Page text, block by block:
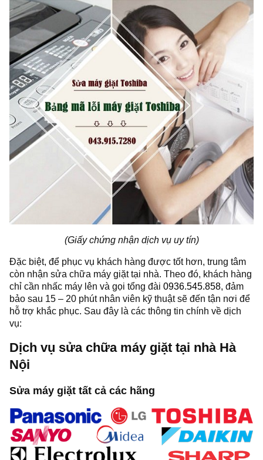
(Giấy chứng nhận dịch vụ uy tín)
Đặc biệt, để phục vụ khách hàng được tốt hơn, trung tâm
còn nhận sửa chữa máy giặt tại nhà. Theo đó, khách hàng
chỉ cần nhấc máy lên và gọi tổng đài 0936.545.858, đảm
bảo sau 15 – 20 phút nhân viên kỹ thuật sẽ đến tận nơi để
hỗ trợ khắc phục. Sau đây là các thông tin chính về dịch
vụ:
Dịch vụ sửa chữa máy giặt tại nhà Hà
Nội
Sửa máy giặt tất cả các hãng